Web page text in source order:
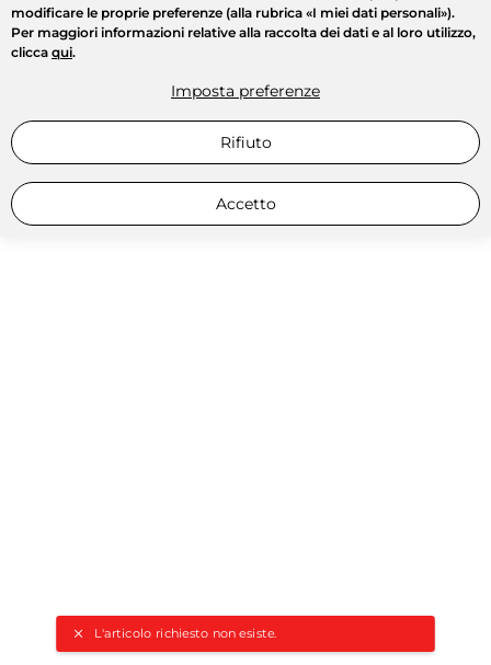
L'articolo richiesto non esiste.
modificare le proprie preferenze (alla rubrica «I miei dati personali»).
Per maggiori informazioni relative alla raccolta dei dati e al loro utilizzo,
clicca qui.
Imposta preferenze
Rifiuto
Accetto